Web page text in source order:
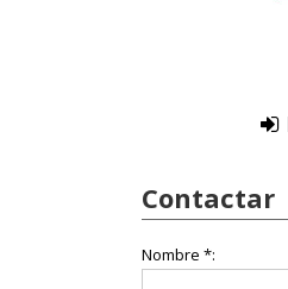
Contactar
Nombre *: